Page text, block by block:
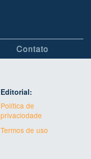
Contato
Editorial:
Política de
privaciodade
Termos de uso